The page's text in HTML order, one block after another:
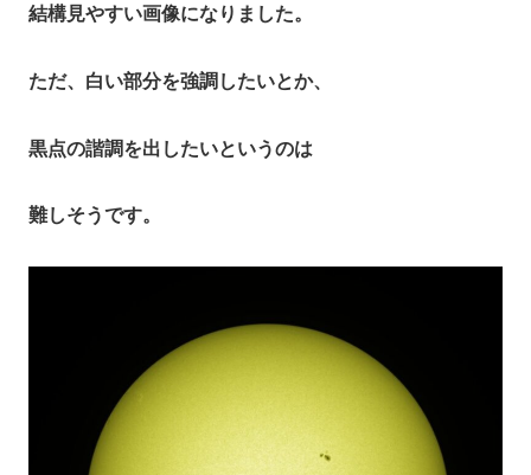
結構見やすい画像になりました。
ただ、白い部分を強調したいとか、
黒点の諧調を出したいというのは
難しそうです。